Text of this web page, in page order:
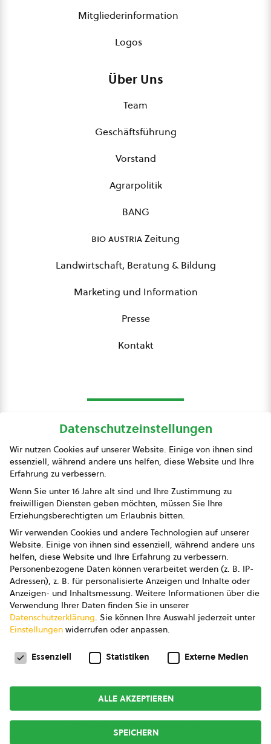
Mitgliederinformation
Logos
Über Uns
Team
Geschäftsführung
Vorstand
Agrarpolitik
BANG
bio austriaZeitung
Landwirtschaft, Beratung & Bildung
Marketing und Information
Presse
Kontakt
Presse
Impressum
Datenschutz
AGB
AGB Marketing GmbH
AGB Bildung
Newsletter
Copyright © 2026bio austria
Datenschutzeinstellungen
Wir nutzen Cookies auf unserer Website. Einige von ihnen sind
essenziell, während andere uns helfen, diese Website und Ihre
Erfahrung zu verbessern.
Wenn Sie unter 16 Jahre alt sind und Ihre Zustimmung zu
freiwilligen Diensten geben möchten, müssen Sie Ihre
Erziehungsberechtigten um Erlaubnis bitten.
Wir verwenden Cookies und andere Technologien auf unserer
Website. Einige von ihnen sind essenziell, während andere uns
helfen, diese Website und Ihre Erfahrung zu verbessern.
Personenbezogene Daten können verarbeitet werden (z. B. IP-
Adressen), z. B. für personalisierte Anzeigen und Inhalte oder
Anzeigen- und Inhaltsmessung. Weitere Informationen über die
Verwendung Ihrer Daten finden Sie in unserer
Datenschutzerklärung. Sie können Ihre Auswahl jederzeit unter
Einstellungen widerrufen oder anpassen.
Datenschutzeinstellungen
Essenziell Statistiken Externe Medien
ALLE AKZEPTIEREN
SPEICHERN